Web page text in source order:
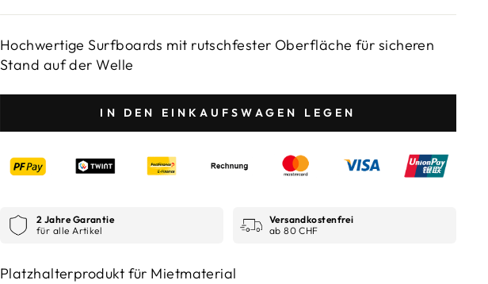
Hochwertige Surfboards mit rutschfester Oberfläche für sicheren
Stand auf der Welle
IN DEN EINKAUFSWAGEN LEGEN
2 Jahre Garantie
für alle Artikel
Versandkostenfrei
ab 80 CHF
Platzhalterprodukt für Mietmaterial